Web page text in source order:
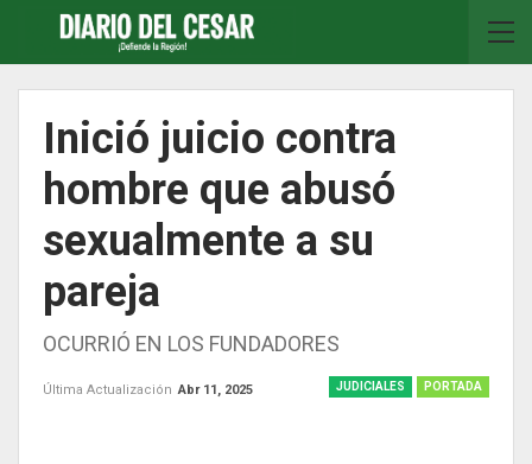
Inició juicio contra
hombre que abusó
sexualmente a su
pareja
OCURRIÓ EN LOS FUNDADORES
JUDICIALES PORTADA
Última Actualización Abr 11, 2025